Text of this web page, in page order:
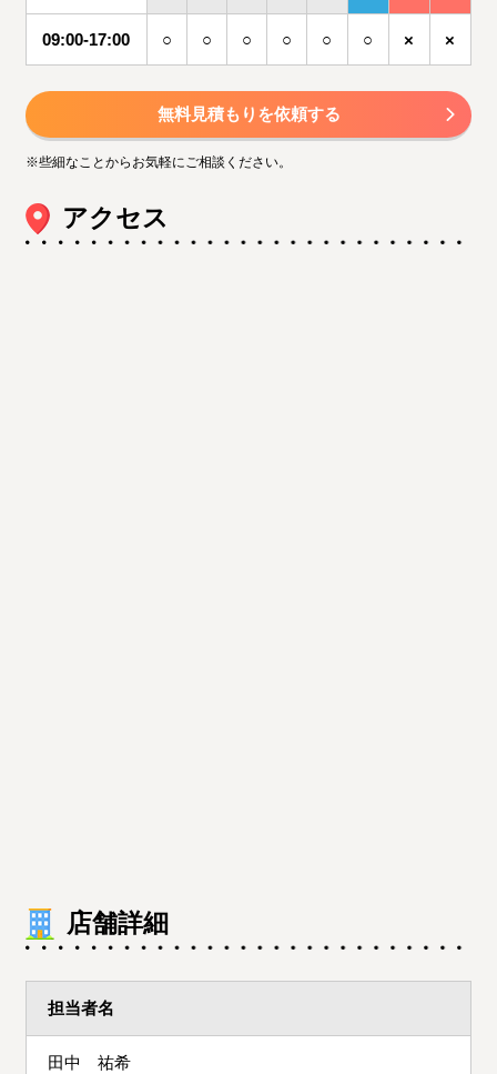
09:00-17:00 ○ ○ ○ ○ ○ ○ × ×
無料見積もりを依頼する
※些細なことからお気軽にご相談ください。
アクセス
店舗詳細
担当者名
田中 祐希